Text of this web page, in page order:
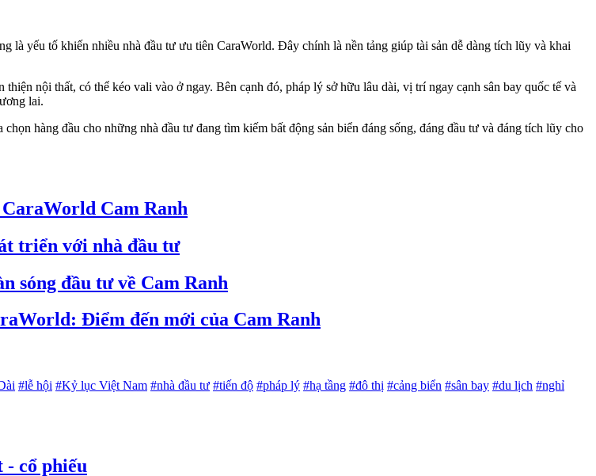
là yếu tố khiến nhiều nhà đầu tư ưu tiên CaraWorld. Đây chính là nền tảng giúp tài sản dễ dàng tích lũy và khai
nội thất, có thể kéo vali vào ở ngay. Bên cạnh đó, pháp lý sở hữu lâu dài, vị trí ngay cạnh sân bay quốc tế và
lai.
hàng đầu cho những nhà đầu tư đang tìm kiếm bất động sản biển đáng sống, đáng đầu tư và đáng tích lũy cho
Cam Ranh
triển với nhà đầu tư
sóng đầu tư về Cam Ranh
Điểm đến mới của Cam Ranh
#lễ hội #Kỷ lục Việt Nam #nhà đầu tư #tiến độ #pháp lý #hạ tầng #đô thị #cảng biển #sân bay #du lịch #nghỉ
- cổ phiếu